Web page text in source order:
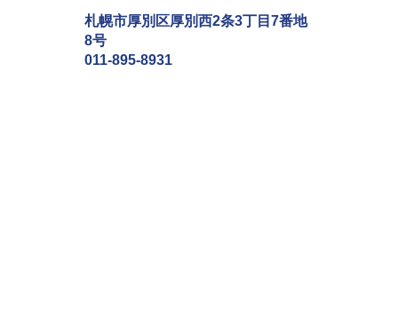
札幌市厚別区厚別西2条3丁目7番地
8号
011-895-8931